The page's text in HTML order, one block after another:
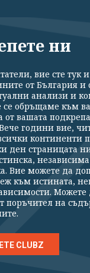
още
ни
вие сте тук
от България и
анализи и
се обръщаме към
вашата
години вие,
континенти
ден страницата
Вие можете да
към истината,
Можете
поръчител на
CLUBZ